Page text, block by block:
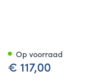
€ 117,00
Op voorraad